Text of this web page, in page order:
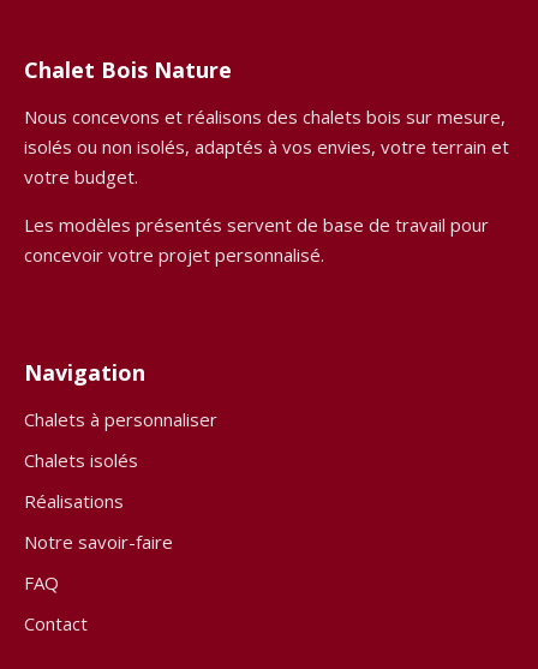
Chalet Bois Nature
Nous concevons et réalisons des chalets bois sur mesure,
isolés ou non isolés, adaptés à vos envies, votre terrain et
votre budget.
Les modèles présentés servent de base de travail pour
concevoir votre projet personnalisé.
Navigation
Chalets à personnaliser
Chalets isolés
Réalisations
Notre savoir-faire
FAQ
Contact